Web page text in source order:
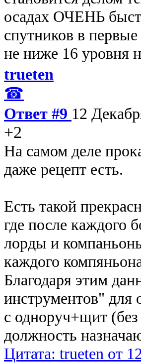
осадах ОЧЕНЬ
спутников в
не ниже 16 уровня
trueten
☎
Ответ #9 12
+2
На самом деле
даже рецепт есть.
Есть такой
где после каждого
лорды и
каждого
Благодаря этим
инструментов" для
с одноруч+щит
должность
Цитата: trueten от